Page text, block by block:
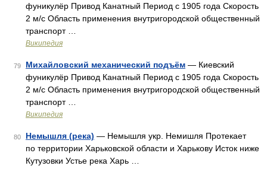
фуникулёр Привод Канатный Период с 1905 года Скорость
2 м/с Область применения внутригородской общественный
транспорт …
Википедия
79 Михайловский механический подъём — Киевский
фуникулёр Привод Канатный Период с 1905 года Скорость
2 м/с Область применения внутригородской общественный
транспорт …
Википедия
80 Немышля (река) — Немышля укр. Немишля Протекает
по территории Харьковской области и Харькову Исток ниже
Кутузовки Устье река Харь …